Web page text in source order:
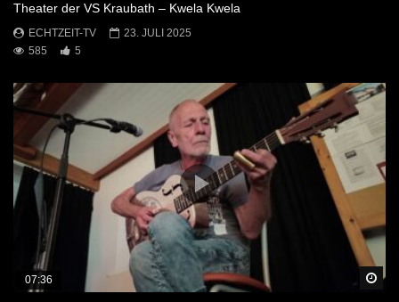
Theater der VS Kraubath – Kwela Kwela
ECHTZEIT-TV
23. JULI 2025
585
5
07:36